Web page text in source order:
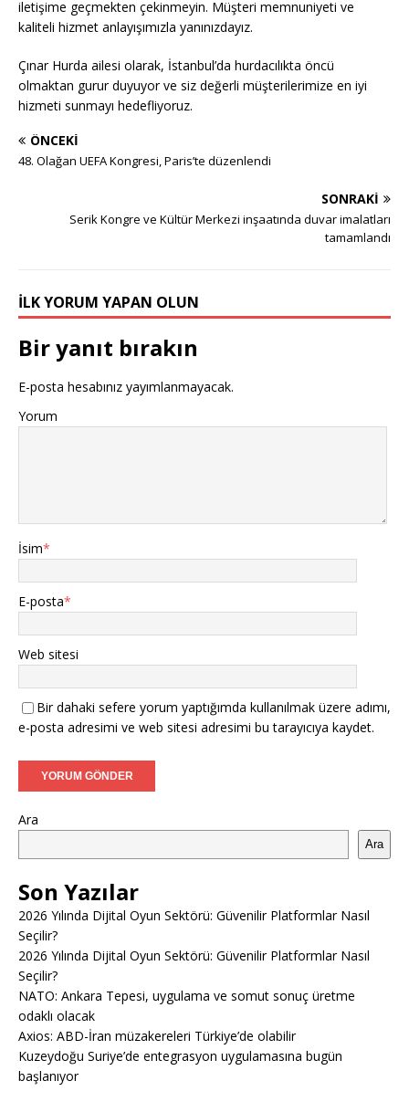
iletişime geçmekten çekinmeyin. Müşteri memnuniyeti ve
kaliteli hizmet anlayışımızla yanınızdayız.
Çınar Hurda ailesi olarak, İstanbul’da hurdacılıkta öncü
olmaktan gurur duyuyor ve siz değerli müşterilerimize en iyi
hizmeti sunmayı hedefliyoruz.
ÖNCEKI
48. Olağan UEFA Kongresi, Paris’te düzenlendi
SONRAKI
Serik Kongre ve Kültür Merkezi inşaatında duvar imalatları
tamamlandı
İLK YORUM YAPAN OLUN
Bir yanıt bırakın
E-posta hesabınız yayımlanmayacak.
Yorum
İsim*
E-posta*
Web sitesi
Bir dahaki sefere yorum yaptığımda kullanılmak üzere adımı,
e-posta adresimi ve web sitesi adresimi bu tarayıcıya kaydet.
Ara
Ara
Son Yazılar
2026 Yılında Dijital Oyun Sektörü: Güvenilir Platformlar Nasıl
Seçilir?
2026 Yılında Dijital Oyun Sektörü: Güvenilir Platformlar Nasıl
Seçilir?
NATO: Ankara Tepesi, uygulama ve somut sonuç üretme
odaklı olacak
Axios: ABD-İran müzakereleri Türkiye’de olabilir
Kuzeydoğu Suriye’de entegrasyon uygulamasına bugün
başlanıyor